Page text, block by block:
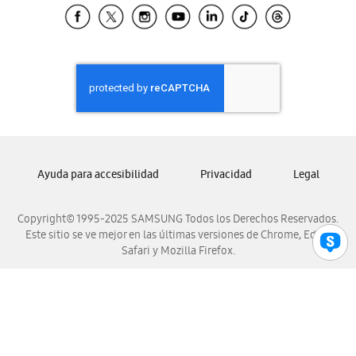
Samsung El Salvador
Samsung Honduras
Samsung Nicaragua
Samsung Panamá
Samsung Venezuela
Copyright© 1995-2025 SAMSUNG Todos los Derechos Reservados.
Este sitio se ve mejor en las últimas versiones de Chrome, Edge,
Safari y Mozilla Firefox.
Ayuda para accesibilidad Privacidad Legal